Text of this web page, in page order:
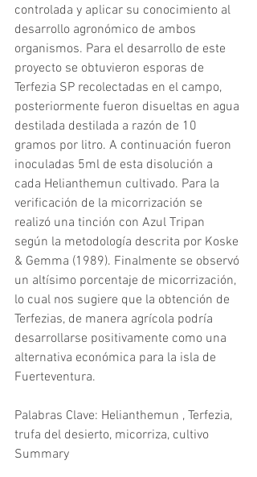
controlada y aplicar su conocimiento al
desarrollo agronómico de ambos
organismos. Para el desarrollo de este
proyecto se obtuvieron esporas de
Terfezia SP recolectadas en el campo,
posteriormente fueron disueltas en agua
destilada destilada a razón de 10
gramos por litro. A continuación fueron
inoculadas 5ml de esta disolución a
cada Helianthemun cultivado. Para la
verificación de la micorrización se
realizó una tinción con Azul Tripan
según la metodología descrita por Koske
& Gemma (1989). Finalmente se observó
un altísimo porcentaje de micorrización,
lo cual nos sugiere que la obtención de
Terfezias, de manera agrícola podría
desarrollarse positivamente como una
alternativa económica para la isla de
Fuerteventura.
Palabras Clave: Helianthemun , Terfezia,
trufa del desierto, micorriza, cultivo
Summary